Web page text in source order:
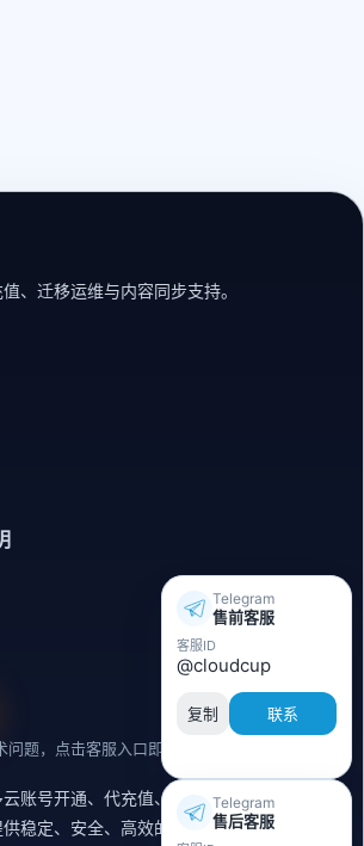
、迁移运维与内容同步支持。
题，点击客服入口即可联系。
账号开通、代充值、迁移运维与内容同步支
稳定、安全、高效的出海服务支持。
Telegram
售前客服
客服ID
@cloudcup
复制 联系
Telegram
售后客服